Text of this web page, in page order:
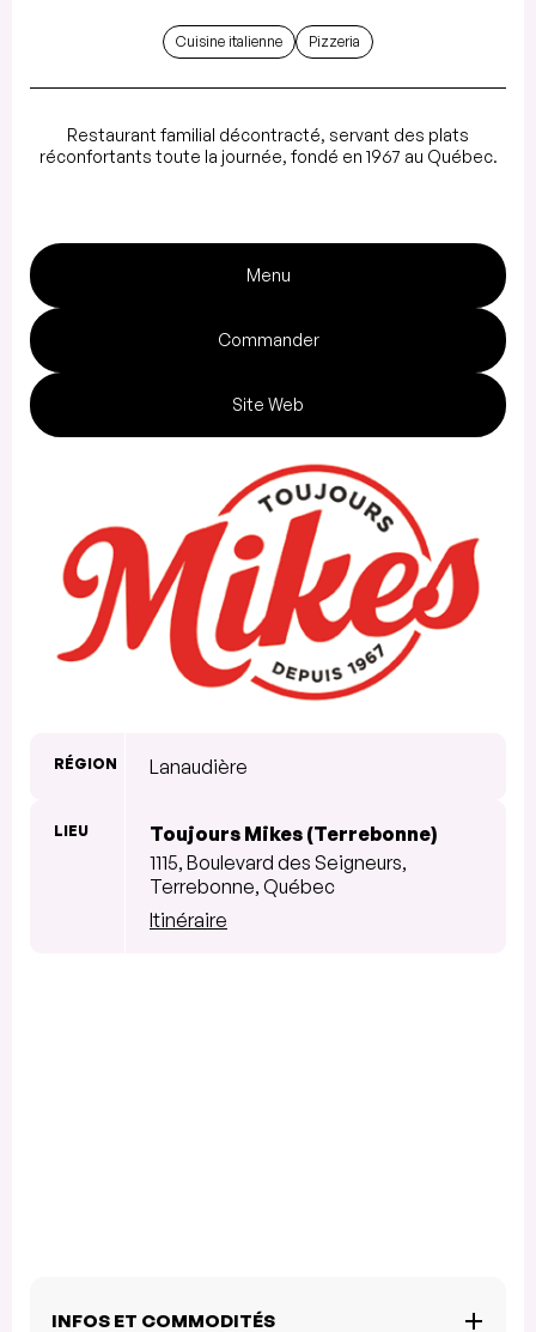
Cuisine italienne Pizzeria
Restaurant familial décontracté, servant des plats
réconfortants toute la journée, fondé en 1967 au Québec.
Menu
Commander
Site Web
RÉGION Lanaudière
LIEU
Toujours Mikes (Terrebonne)
1115, Boulevard des Seigneurs,
Terrebonne, Québec
Itinéraire
INFOS ET COMMODITÉS